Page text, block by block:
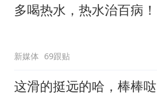
多喝热水，热水治百病！
新媒体 69跟贴
这滑的挺远的哈，棒棒哒